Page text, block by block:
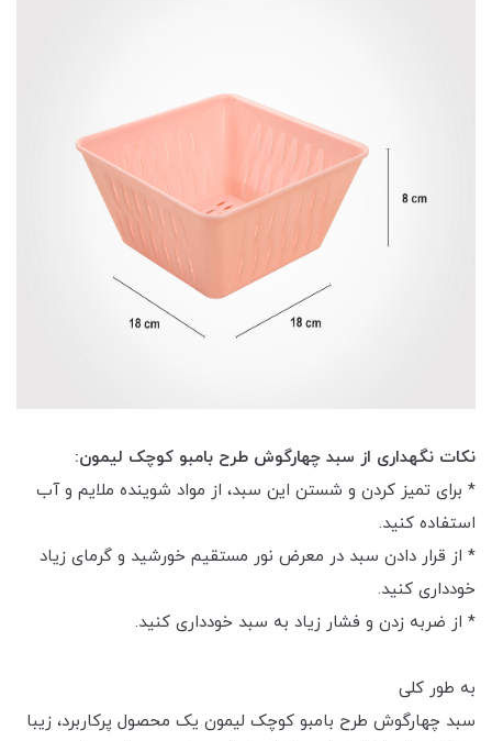
نکات نگهداری از سبد چهارگوش طرح بامبو کوچک لیمون:
* برای تمیز کردن و شستن این سبد، از مواد شوینده ملایم و آب
استفاده کنید.
* از قرار دادن سبد در معرض نور مستقیم خورشید و گرمای زیاد
خودداری کنید.
* از ضربه زدن و فشار زیاد به سبد خودداری کنید.
به طور کلی
سبد چهارگوش طرح بامبو کوچک لیمون یک محصول پرکاربرد، زیبا